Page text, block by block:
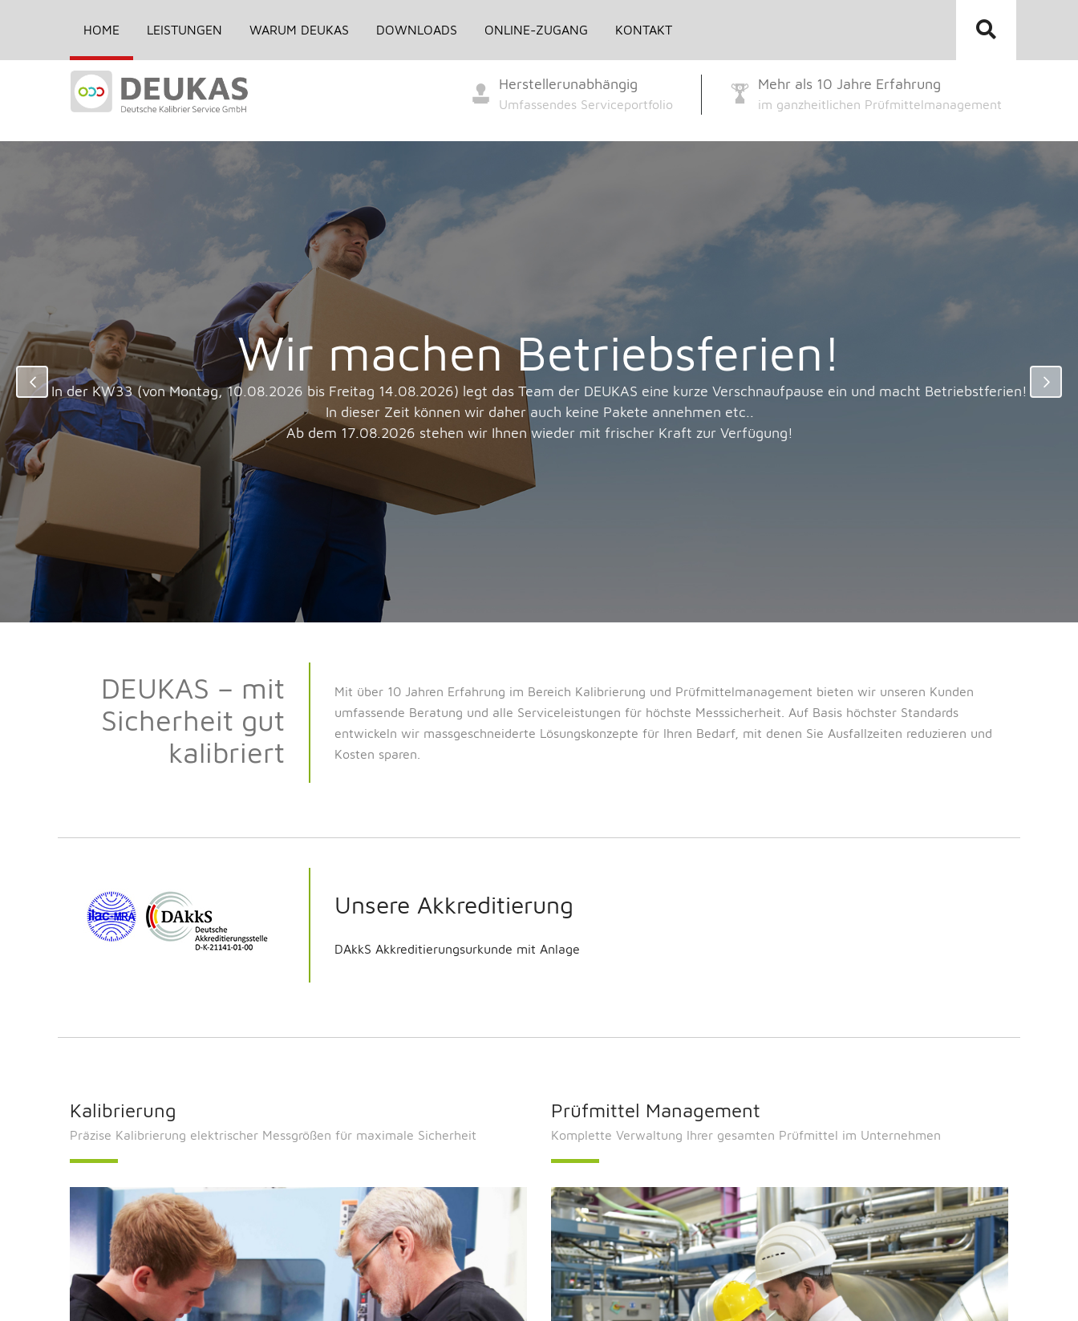
Herstellerunabhängig
Umfassendes Serviceportfolio
Mehr als 10 Jahre Erfahrung
im ganzheitlichen Prüfmittelmanagement
HOME LEISTUNGEN WARUM DEUKAS DOWNLOADS ONLINE-ZUGANG KONTAKT
Wir machen Betriebsferien!
In der KW33 (von Montag, 10.08.2026 bis Freitag 14.08.2026) legt das Team der DEUKAS eine kurze Verschnaufpause ein und macht Betriebstferien!
In dieser Zeit können wir daher auch keine Pakete annehmen etc..
Ab dem 17.08.2026 stehen wir Ihnen wieder mit frischer Kraft zur Verfügung!
DEUKAS – mit
Sicherheit gut
kalibriert
Mit über 10 Jahren Erfahrung im Bereich Kalibrierung und Prüfmittelmanagement bieten wir unseren Kunden
umfassende Beratung und alle Serviceleistungen für höchste Messsicherheit. Auf Basis höchster Standards
entwickeln wir massgeschneiderte Lösungskonzepte für Ihren Bedarf, mit denen Sie Ausfallzeiten reduzieren und
Kosten sparen.
Unsere Akkreditierung
DAkkS Akkreditierungsurkunde mit Anlage
Kalibrierung
Präzise Kalibrierung elektrischer Messgrößen für maximale Sicherheit
Prüfmittel Management
Komplette Verwaltung Ihrer gesamten Prüfmittel im Unternehmen